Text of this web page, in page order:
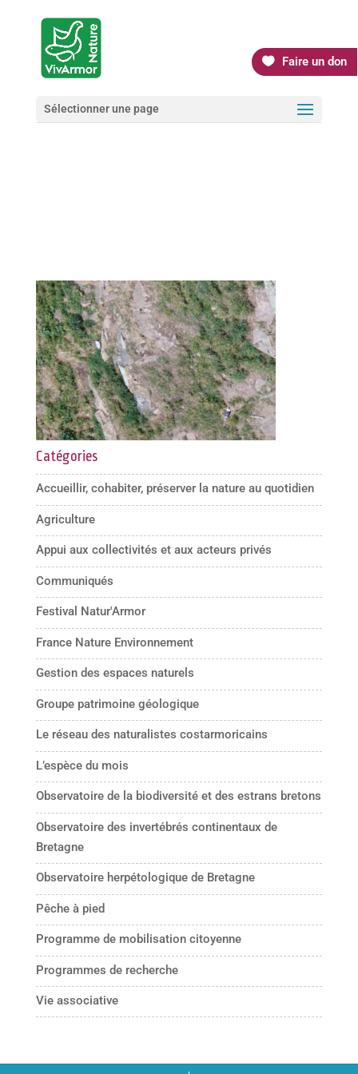
Faire un don
Sélectionner une page
Catégories
Accueillir, cohabiter, préserver la nature au quotidien
Agriculture
Appui aux collectivités et aux acteurs privés
Communiqués
Festival Natur'Armor
France Nature Environnement
Gestion des espaces naturels
Groupe patrimoine géologique
Le réseau des naturalistes costarmoricains
L’espèce du mois
Observatoire de la biodiversité et des estrans bretons
Observatoire des invertébrés continentaux de
Bretagne
Observatoire herpétologique de Bretagne
Pêche à pied
Programme de mobilisation citoyenne
Programmes de recherche
Vie associative